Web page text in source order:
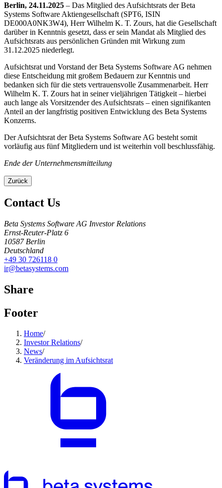
Berlin, 24.11.2025 – Das Mitglied des Aufsichtsrats der Beta
Systems Software Aktiengesellschaft (SPT6, ISIN
DE000A0NK3W4), Herr Wilhelm K. T. Zours, hat die Gesellschaft
darüber in Kenntnis gesetzt, dass er sein Mandat als Mitglied des
Aufsichtsrats aus persönlichen Gründen mit Wirkung zum
31.12.2025 niederlegt.
Aufsichtsrat und Vorstand der Beta Systems Software AG nehmen
diese Entscheidung mit großem Bedauern zur Kenntnis und
bedanken sich für die stets vertrauensvolle Zusammenarbeit. Herr
Wilhelm K. T. Zours hat in seiner vieljährigen Tätigkeit – hierbei
auch lange als Vorsitzender des Aufsichtsrats – einen signifikanten
Anteil an der langfristig positiven Entwicklung des Beta Systems
Konzerns.
Der Aufsichtsrat der Beta Systems Software AG besteht somit
vorläufig aus fünf Mitgliedern und ist weiterhin voll beschlussfähig.
Ende der Unternehmensmitteilung
Zurück
Contact Us
Beta Systems Software AG Investor Relations
Ernst-Reuter-Platz 6
10587 Berlin
Deutschland
+49 30 726118 0
ir@betasystems.com
Share
Footer
Home/
Investor Relations/
News/
Veränderung im Aufsichtsrat